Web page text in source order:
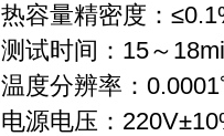
热容量精密度：
测试时间：15～
温度分辨率：
电源电压：